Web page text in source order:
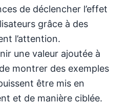
de déclencher l’effet
grâce à des
l’attention.
une valeur ajoutée à
montrer des exemples
être mis en
et de manière ciblée.